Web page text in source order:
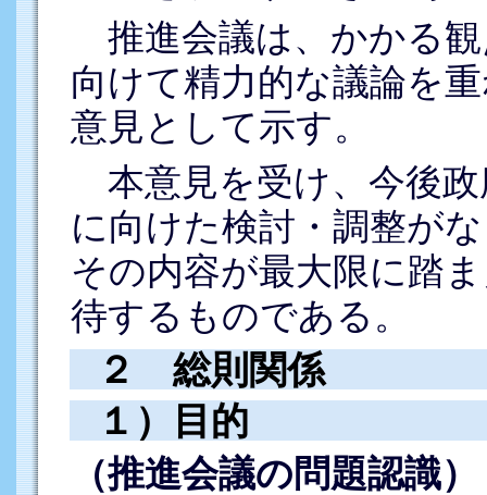
推進会議は、かかる
向けて精力的な議論を
意見として示す。
本意見を受け、今後
に向けた検討・調整が
その内容が最大限に踏
待するものである。
２ 総則関係
１）目的
（推進会議の問題認識）